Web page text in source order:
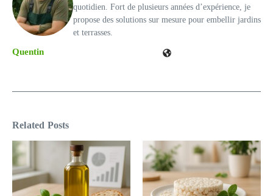
Quentin
quotidien. Fort de plusieurs années d’expérience, je
propose des solutions sur mesure pour embellir jardins
et terrasses.
Related Posts